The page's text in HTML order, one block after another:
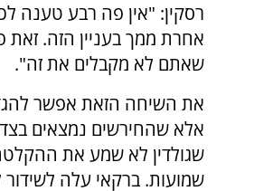
רסקין: "אין פה רבע טענה
אחרת ממך בעניין הזה.
שאתם לא מקבלים את זה".
את השיחה הזאת אפשר
אלא שהחירשים נמצאים
שגולדין לא שמע את
שמועות. ברקאי עלה